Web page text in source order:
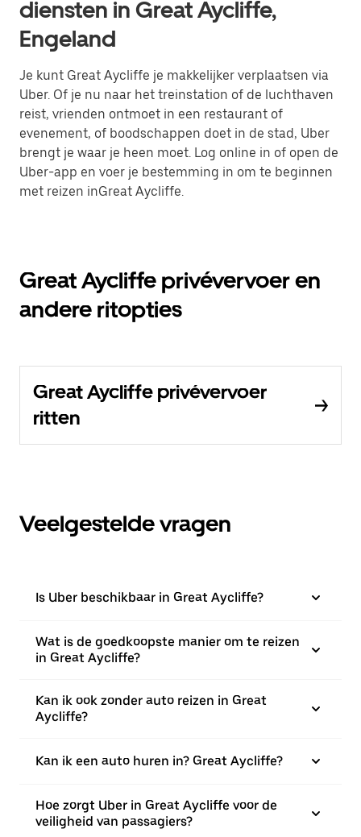
diensten in Great Aycliffe,
Engeland
Je kunt Great Aycliffe je makkelijker verplaatsen via
Uber. Of je nu naar het treinstation of de luchthaven
reist, vrienden ontmoet in een restaurant of
evenement, of boodschappen doet in de stad, Uber
brengt je waar je heen moet. Log online in of open de
Uber-app en voer je bestemming in om te beginnen
met reizen inGreat Aycliffe.
Great Aycliffe privévervoer en
andere ritopties
Great Aycliffe privévervoer
ritten
Veelgestelde vragen
Is Uber beschikbaar in Great Aycliffe?
Wat is de goedkoopste manier om te reizen
in Great Aycliffe?
Kan ik ook zonder auto reizen in Great
Aycliffe?
Kan ik een auto huren in? Great Aycliffe?
Hoe zorgt Uber in Great Aycliffe voor de
veiligheid van passagiers?